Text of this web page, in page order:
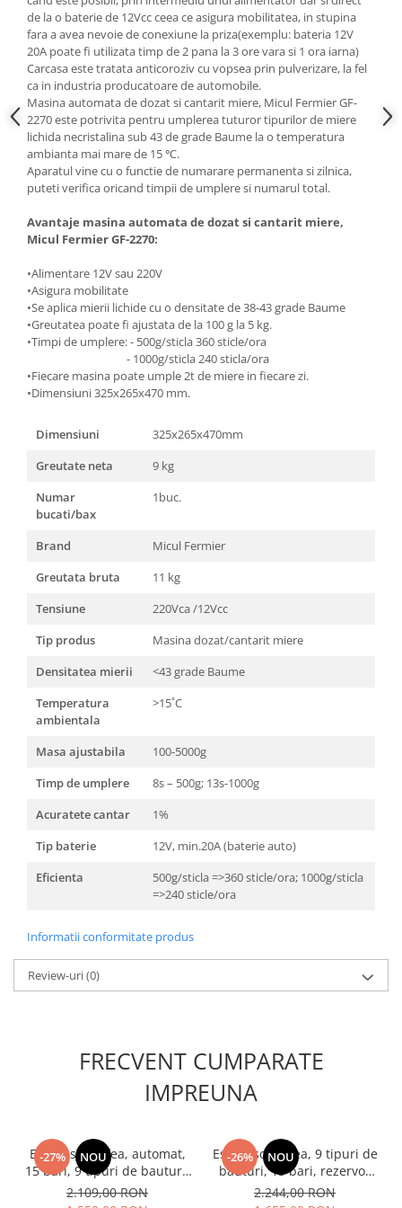
Masini de spalat vase incorporabile
Masini de spalat vase
independente
Motoburghiu/Foreza pamant
Pachete Incorporabile
Pirostrii & Arzatoare
Plasa umbrire
Pompe de stropit
Radiatoare
Sere
Sobe pe gaz & electrice
Suflante & Aspiratoare
Suflante Frunze
Ventilatoare & Sisteme Racire
Aparate de aer conditionat
Zootehnie
Foarfeci tuns oi
de la o baterie de 12Vcc ceea ce asigura mobilitatea, in stupina
fara a avea nevoie de conexiune la priza(exemplu: bateria 12V
20A poate fi utilizata timp de 2 pana la 3 ore vara si 1 ora iarna)
Carcasa este tratata anticoroziv cu vopsea prin pulverizare, la fel
ca in industria producatoare de automobile.
Masina automata de dozat si cantarit miere, Micul Fermier GF-
2270 este potrivita pentru umplerea tuturor tipurilor de miere
lichida necristalina sub 43 de grade Baume la o temperatura
ambianta mai mare de 15 ℃.
Aparatul vine cu o functie de numarare permanenta si zilnica,
puteti verifica oricand timpii de umplere si numarul total.
Avantaje masina automata de dozat si cantarit miere,
Micul Fermier GF-2270:
•Alimentare 12V sau 220V
•Asigura mobilitate
•Se aplica mierii lichide cu o densitate de 38-43 grade Baume
•Greutatea poate fi ajustata de la 100 g la 5 kg.
•Timpi de umplere: - 500g/sticla 360 sticle/ora
- 1000g/sticla 240 sticla/ora
•Fiecare masina poate umple 2t de miere in fiecare zi.
•Dimensiuni 325x265x470 mm.
Dimensiuni
325x265x470mm
Greutate neta
9 kg
Numar
bucati/bax
1buc.
Brand
Micul Fermier
Greutata bruta
11 kg
Tensiune
220Vca /12Vcc
Tip produs
Masina dozat/cantarit miere
Densitatea mierii
<43 grade Baume
Temperatura
ambientala
>15˚C
Masa ajustabila
100-5000g
Timp de umplere
8s – 500g; 13s-1000g
Acuratete cantar
1%
Tip baterie
12V, min.20A (baterie auto)
Eficienta
500g/sticla =>360 sticle/ora; 1000g/sticla
=>240 sticle/ora
Informatii conformitate produs
Review-uri(0)
FRECVENT CUMPARATE
IMPREUNA
-27% NOU
Espressor cafea, automat,
15 bari, 9 tipuri de bauturi,
rezervor lapte, putere
2.109,00 RON
-26% NOU
Espressor cafea, 9 tipuri de
bauturi, 15 bari, rezervor
lapte, putere 1350W, ecran
2.244,00 RON